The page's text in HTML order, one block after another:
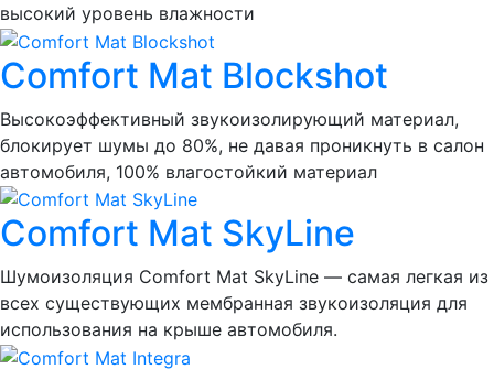
высокий уровень влажности
Comfort Mat Blockshot
Высокоэффективный звукоизолирующий материал,
блокирует шумы до 80%, не давая проникнуть в салон
автомобиля, 100% влагостойкий материал
Comfort Mat SkyLine
Шумоизоляция Comfort Mat SkyLine — самая легкая из
всех существующих мембранная звукоизоляция для
использования на крыше автомобиля.